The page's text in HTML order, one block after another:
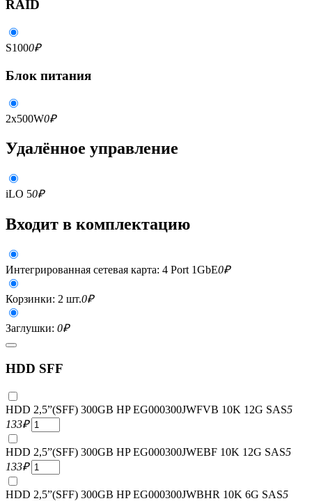
RAID
S1000₽
Блок питания
2x500W0₽
Удалённое управление
iLO 50₽
Входит в комплектацию
Интегрированная сетевая карта: 4 Port 1GbE0₽
Корзинки: 2 шт.0₽
Заглушки: 0₽
HDD SFF
HDD 2,5”(SFF) 300GB HP EG000300JWFVB 10K 12G SAS5
133₽
HDD 2,5”(SFF) 300GB HP EG000300JWEBF 10K 12G SAS5
133₽
HDD 2,5”(SFF) 300GB HP EG000300JWBHR 10K 6G SAS5